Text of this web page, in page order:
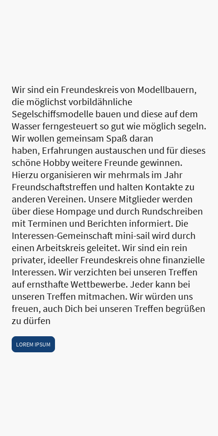
Wir sind ein Freundeskreis von Modellbauern,
die möglichst vorbildähnliche
Segelschiffsmodelle bauen und diese auf dem
Wasser ferngesteuert so gut wie möglich segeln.
Wir wollen gemeinsam Spaß daran
haben, Erfahrungen austauschen und für dieses
schöne Hobby weitere Freunde gewinnen.
Hierzu organisieren wir mehrmals im Jahr
Freundschaftstreffen und halten Kontakte zu
anderen Vereinen. Unsere Mitglieder werden
über diese Hompage und durch Rundschreiben
mit Terminen und Berichten informiert. Die
Interessen-Gemeinschaft mini-sail wird durch
einen Arbeitskreis geleitet. Wir sind ein rein
privater, ideeller Freundeskreis ohne finanzielle
Interessen. Wir verzichten bei unseren Treffen
auf ernsthafte Wettbewerbe. Jeder kann bei
unseren Treffen mitmachen. Wir würden uns
freuen, auch Dich bei unseren Treffen begrüßen
zu dürfen
LOREM IPSUM